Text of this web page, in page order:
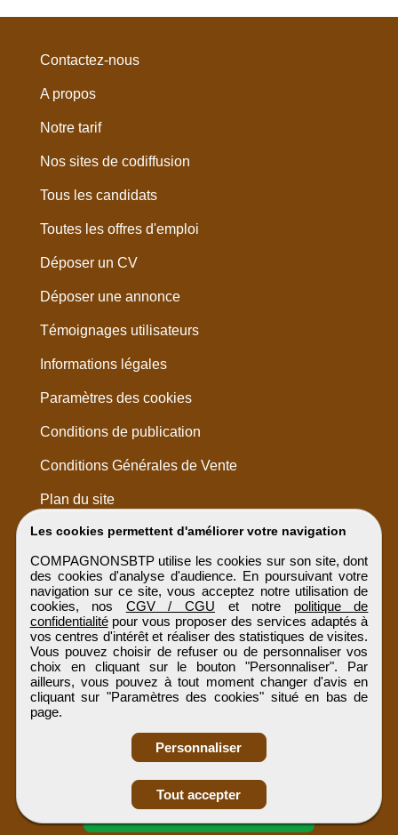
Obtenir ses
coordonnées
Les cookies permettent d'améliorer votre navigation
COMPAGNONSBTP utilise les cookies sur son site, dont
des cookies d'analyse d'audience. En poursuivant votre
navigation sur ce site, vous acceptez notre utilisation de
cookies, nos CGV / CGU et notre politique de
confidentialitépour vous proposer des services adaptés à
vos centres d'intérêt et réaliser des statistiques de visites.
Vous pouvez choisir de refuser ou de personnaliser vos
choix en cliquant sur le bouton "Personnaliser". Par
ailleurs, vous pouvez à tout moment changer d'avis en
cliquant sur "Paramètres des cookies" situé en bas de
page.
Personnaliser
Tout accepter
Contactez-nous
A propos
Notre tarif
Nos sites de codiffusion
Tous les candidats
Toutes les offres d'emploi
Déposer un CV
Déposer une annonce
Témoignages utilisateurs
Informations légales
Paramètres des cookies
Conditions de publication
Conditions Générales de Vente
Plan du site
COMPAGNONSBTP
Tous droits réservés © 1999 - 2026